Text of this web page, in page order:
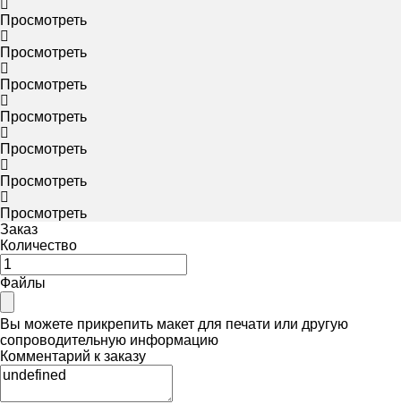
Просмотреть
Просмотреть
Просмотреть
Просмотреть
Просмотреть
Просмотреть
Просмотреть
Заказ
Количество
Файлы
Вы можете прикрепить макет для печати или другую
сопроводительную информацию
Комментарий к заказу